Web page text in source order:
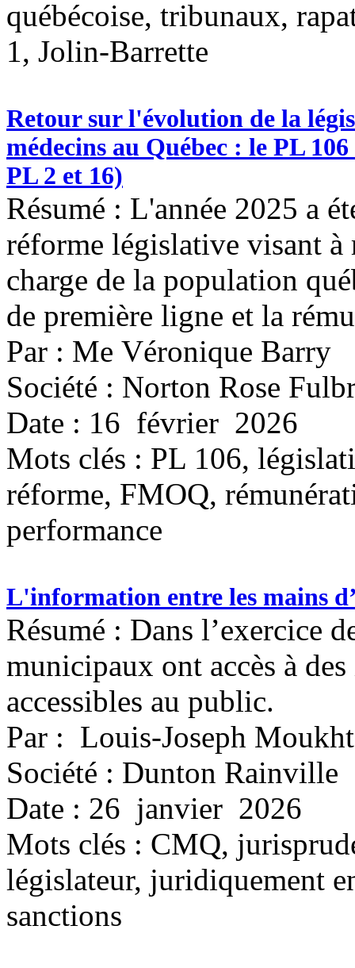
québécoise, tribunaux,
1, Jolin-Barrette
Retour sur l'évolution de la
médecins au Québec : le PL
PL 2 et 16)
Résumé : L'année 2025 a
réforme législative visant
charge de la population
de première ligne et la
Par : Me Véronique Barry
Société : Norton Rose
Date : 16 février 2026
Mots clés : PL 106,
réforme, FMOQ,
performance
L'information entre les mains
Résumé : Dans l’exercice
municipaux ont accès à
accessibles au public.
Par : Louis-Joseph
Société : Dunton Rainville
Date : 26 janvier 2026
Mots clés : CMQ,
législateur, juridiquement
sanctions